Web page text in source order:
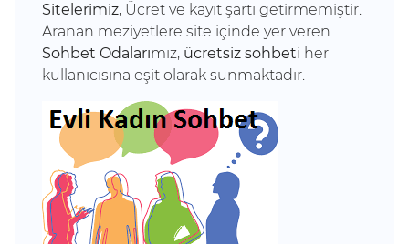
Sitelerimiz, Ücret ve kayıt şartı getirmemiştir.
Aranan meziyetlere site içinde yer veren
Sohbet Odalarımız, ücretsiz sohbeti her
kullanıcısına eşit olarak sunmaktadır.